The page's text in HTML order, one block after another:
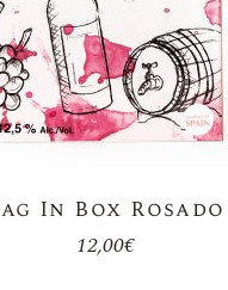
In Box Rosado
12,00€